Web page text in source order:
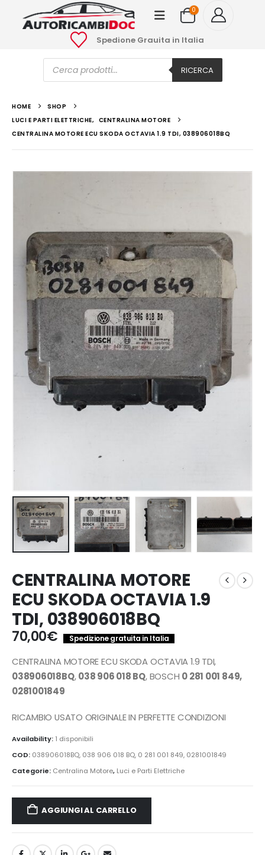
0
Spedione Grauita in Italia
Ricerca
prodotti RICERCA
HOME
SHOP
LUCI E PARTI ELETTRICHE, CENTRALINA MOTORE
CENTRALINA MOTORE ECU SKODA OCTAVIA 1.9 TDI, 038906018BQ
CENTRALINA MOTORE
ECU SKODA OCTAVIA 1.9
TDI, 038906018BQ
70,00€ Spedizione gratuita in Italia
CENTRALINA MOTORE ECU SKODA OCTAVIA 1.9 TDI,
038906018BQ,038 906 018 BQ, BOSCH 0 281 001 849,
0281001849
RICAMBIO USATO ORIGINALE IN PERFETTE CONDIZIONI
Availability: 1 disponibili
COD: 038906018BQ, 038 906 018 BQ, 0 281 001 849, 0281001849
Categorie: Centralina Motore, Luci e Parti Elettriche
AGGIUNGI AL CARRELLO